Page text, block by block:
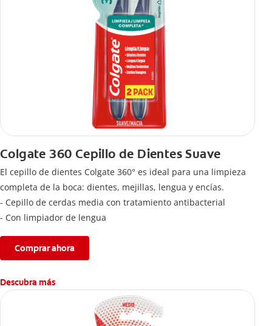
Colgate 360 Cepillo de Dientes Suave
El cepillo de dientes Colgate 360° es ideal para una limpieza
completa de la boca: dientes, mejillas, lengua y encías.
- Cepillo de cerdas media con tratamiento antibacterial
- Con limpiador de lengua
Comprar ahora
Descubra más